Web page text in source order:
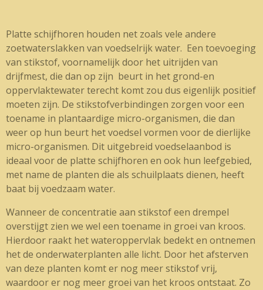
Platte schijfhoren houden net zoals vele andere
zoetwaterslakken van voedselrijk water. Een toevoeging
van stikstof, voornamelijk door het uitrijden van
drijfmest, die dan op zijn beurt in het grond-en
oppervlaktewater terecht komt zou dus eigenlijk positief
moeten zijn. De stikstofverbindingen zorgen voor een
toename in plantaardige micro-organismen, die dan
weer op hun beurt het voedsel vormen voor de dierlijke
micro-organismen. Dit uitgebreid voedselaanbod is
ideaal voor de platte schijfhoren en ook hun leefgebied,
met name de planten die als schuilplaats dienen, heeft
baat bij voedzaam water.
Wanneer de concentratie aan stikstof een drempel
overstijgt zien we wel een toename in groei van kroos.
Hierdoor raakt het wateroppervlak bedekt en ontnemen
het de onderwaterplanten alle licht. Door het afsterven
van deze planten komt er nog meer stikstof vrij,
waardoor er nog meer groei van het kroos ontstaat. Zo